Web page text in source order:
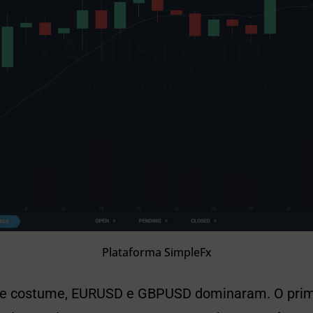
Plataforma SimpleFx
costume, EURUSD e GBPUSD dominaram. O